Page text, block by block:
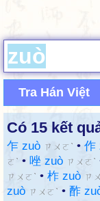
Tra Hán Việt
Có 15 kết
乍 zuò ㄗㄨㄛˋ • 作
ㄛˋ • 唑 zuò ㄗㄨㄛˋ
ㄗㄨㄛˋ • 柞 zuò ㄗ
zuò ㄗㄨㄛˋ • 酢